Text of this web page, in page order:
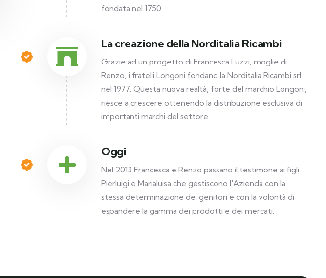
fondata nel 1750.
La creazione della Norditalia Ricambi
Grazie ad un progetto di Francesca Luzzi, moglie di
Renzo, i fratelli Longoni fondano la Norditalia Ricambi srl
nel 1977. Questa nuova realtà, forte del marchio Longoni,
riesce a crescere ottenendo la distribuzione esclusiva di
importanti marchi del settore.
Oggi
Nel 2013 Francesca e Renzo passano il testimone ai figli
Pierluigi e Marialuisa che gestiscono l'Azienda con la
stessa determinazione dei genitori e con la volontà di
espandere la gamma dei prodotti e dei mercati.